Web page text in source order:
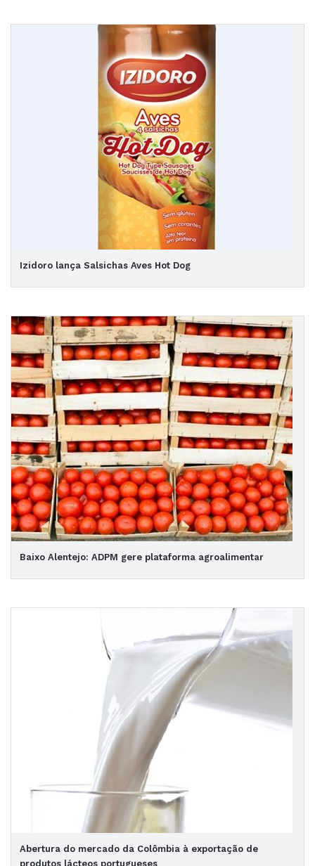
Izidoro lança Salsichas Aves Hot Dog
Baixo Alentejo: ADPM gere plataforma agroalimentar
Abertura do mercado da Colômbia à exportação de
produtos lácteos portugueses